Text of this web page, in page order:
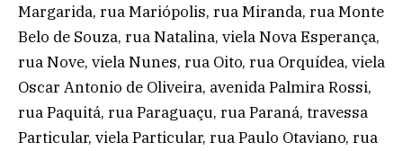
Margarida, rua Mariópolis, rua Miranda, rua Monte
Belo de Souza, rua Natalina, viela Nova Esperança,
rua Nove, viela Nunes, rua Oito, rua Orquídea, viela
Oscar Antonio de Oliveira, avenida Palmira Rossi,
rua Paquitá, rua Paraguaçu, rua Paraná, travessa
Particular, viela Particular, rua Paulo Otaviano, rua